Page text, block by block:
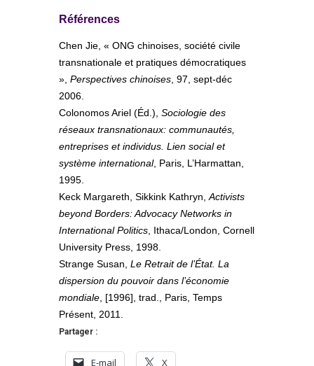
Références
Chen Jie, « ONG chinoises, société civile
transnationale et pratiques démocratiques
», Perspectives chinoises , 97, sept-déc
2006.
Colonomos Ariel (Éd.), Sociologie des
réseaux transnationaux: communautés,
entreprises et individus. Lien social et
système international, Paris, L’Harmattan,
1995.
Keck Margareth, Sikkink Kathryn, Activists
beyond Borders: Advocacy Networks in
International Politics , Ithaca/London, Cornell
University Press, 1998.
Strange Susan, Le Retrait de l’État. La
dispersion du pouvoir dans l’économie
mondiale , [1996], trad., Paris, Temps
Présent, 2011.
Partager :
E-mail X